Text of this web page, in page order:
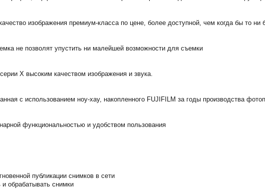
изображения премиум-класса по цене, более доступной, чем когда бы то ни
не позволят упустить ни малейшей возможности для съемки
Х высоким качеством изображения и звука.
с использованием ноу-хау, накопленного FUJIFILM за годы производства
функциональностью и удобством пользования
публикации снимков в сети
обрабатывать снимки